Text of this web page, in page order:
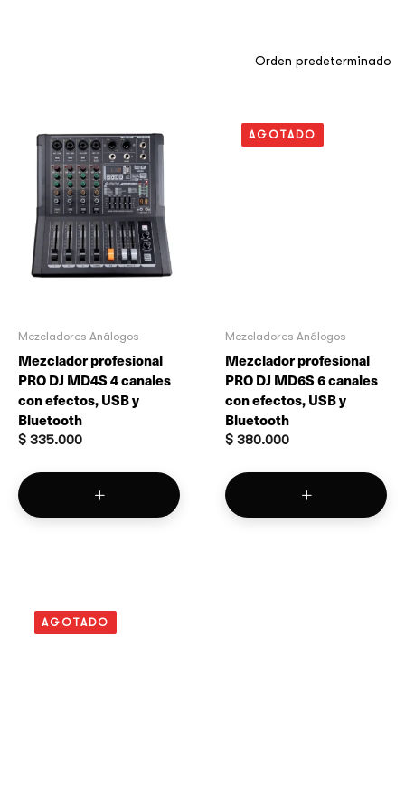
Mezcladores Análogos
Mezclador profesional
PRO DJ MD4S 4 canales
con efectos, USB y
Bluetooth
$ 335.000
AGOTADO
Mezcladores Análogos
Mezclador profesional
PRO DJ MD6S 6 canales
con efectos, USB y
Bluetooth
$ 380.000
AGOTADO